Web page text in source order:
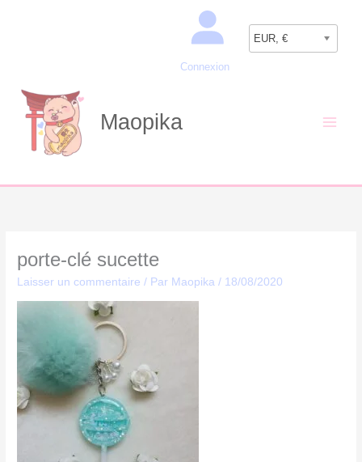
Connexion
EUR, €
Maopika
porte-clé sucette
Laisser un commentaire / Par Maopika/ 18/08/2020
Recherche